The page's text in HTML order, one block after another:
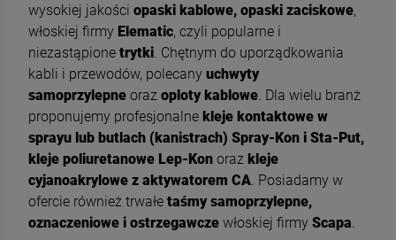
wysokiej jakości opaski kablowe, opaski zaciskowe,
włoskiej firmy Elematic, czyli popularne i
niezastąpione trytki . Chętnym do uporządkowania
kabli i przewodów, polecany uchwyty
samoprzylepne oraz oploty kablowe . Dla wielu branż
proponujemy profesjonalne kleje kontaktowe w
sprayu lub butlach (kanistrach) Spray-Kon i Sta-Put,
kleje poliuretanowe Lep-Kon oraz kleje
cyjanoakrylowe z aktywatorem CA . Posiadamy w
ofercie również trwałe taśmy samoprzylepne,
oznaczeniowe i ostrzegawcze włoskiej firmy Scapa